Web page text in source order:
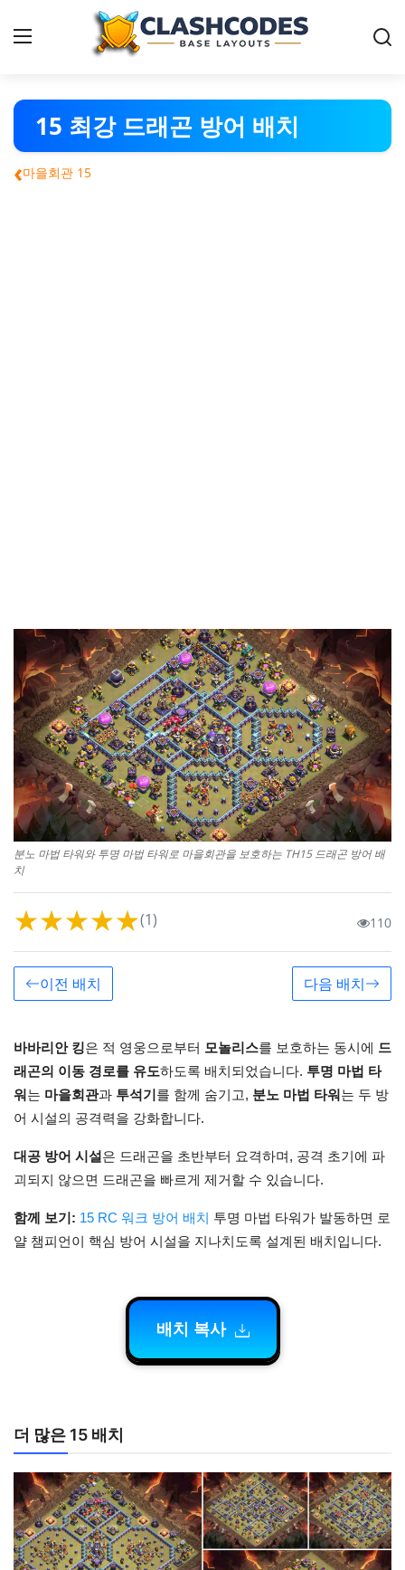
클래시오브클랜-배치
한국어
15 최강 드래곤 방어 배치
‹마을회관 15
분노 마법 타워와 투명 마법 타워로 마을회관을 보호하는 TH15 드래곤 방어 배
치
★★★★★(1) 110
이전 배치 다음 배치
바바리안 킹은 적 영웅으로부터 모놀리스를 보호하는 동시에 드
래곤의 이동 경로를 유도하도록 배치되었습니다. 투명 마법 타
워는 마을회관과 투석기를 함께 숨기고, 분노 마법 타워는 두 방
어 시설의 공격력을 강화합니다.
대공 방어 시설은 드래곤을 초반부터 요격하며, 공격 초기에 파
괴되지 않으면 드래곤을 빠르게 제거할 수 있습니다.
함께 보기: 15 RC 워크 방어 배치 투명 마법 타워가 발동하면 로
얄 챔피언이 핵심 방어 시설을 지나치도록 설계된 배치입니다.
배치 복사
더 많은 15 배치